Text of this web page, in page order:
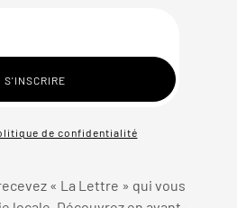
de confidentialité
« La Lettre » qui vous